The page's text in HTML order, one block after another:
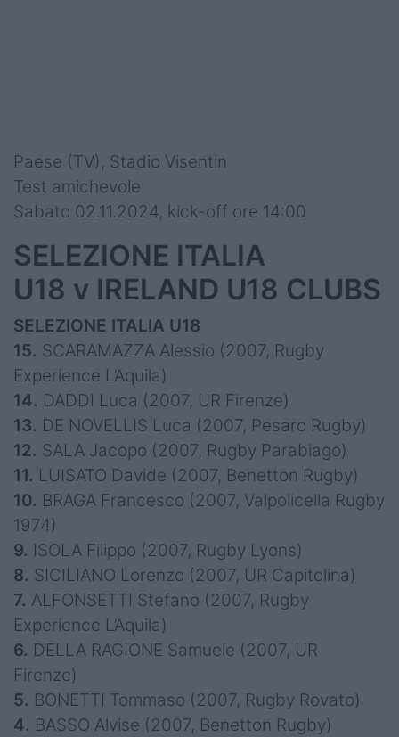
Paese (TV), Stadio Visentin
Test amichevole
Sabato 02.11.2024, kick-off ore 14:00
SELEZIONE ITALIA
U18 v IRELAND U18 CLUBS
SELEZIONE ITALIA U18
15. SCARAMAZZA Alessio (2007, Rugby
Experience L’Aquila)
14. DADDI Luca (2007, UR Firenze)
13. DE NOVELLIS Luca (2007, Pesaro Rugby)
12. SALA Jacopo (2007, Rugby Parabiago)
11. LUISATO Davide (2007, Benetton Rugby)
10. BRAGA Francesco (2007, Valpolicella Rugby
1974)
9. ISOLA Filippo (2007, Rugby Lyons)
8. SICILIANO Lorenzo (2007, UR Capitolina)
7. ALFONSETTI Stefano (2007, Rugby
Experience L’Aquila)
6. DELLA RAGIONE Samuele (2007, UR
Firenze)
5. BONETTI Tommaso (2007, Rugby Rovato)
4. BASSO Alvise (2007, Benetton Rugby)